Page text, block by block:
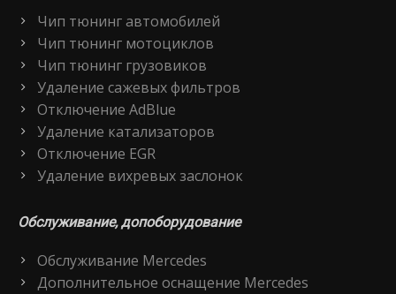
Чип тюнинг автомобилей
Чип тюнинг мотоциклов
Чип тюнинг грузовиков
Удаление сажевых фильтров
Отключение AdBlue
Удаление катализаторов
Отключение EGR
Удаление вихревых заслонок
Обслуживание, допоборудование
Обслуживание Mercedes
Дополнительное оснащение Mercedes